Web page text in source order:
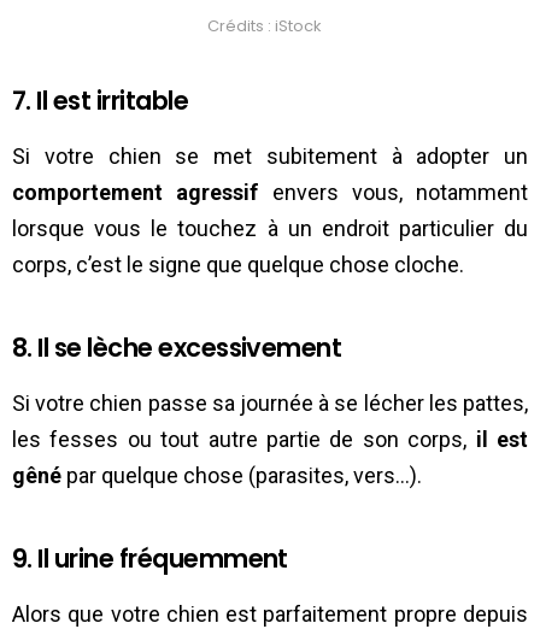
Crédits : iStock
7. Il est irritable
Si votre chien se met subitement à adopter un
comportement agressif envers vous, notamment
lorsque vous le touchez à un endroit particulier du
corps, c’est le signe que quelque chose cloche.
8. Il se lèche excessivement
Si votre chien passe sa journée à se lécher les pattes,
les fesses ou tout autre partie de son corps, il est
gêné par quelque chose (parasites, vers…).
9. Il urine fréquemment
Alors que votre chien est parfaitement propre depuis